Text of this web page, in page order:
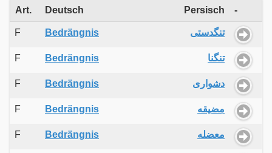
Art. Deutsch Persisch -
F Bedrängnis تنگدستی
F Bedrängnis تنگنا
F Bedrängnis دشواری
F Bedrängnis مضیقه
F Bedrängnis معضله